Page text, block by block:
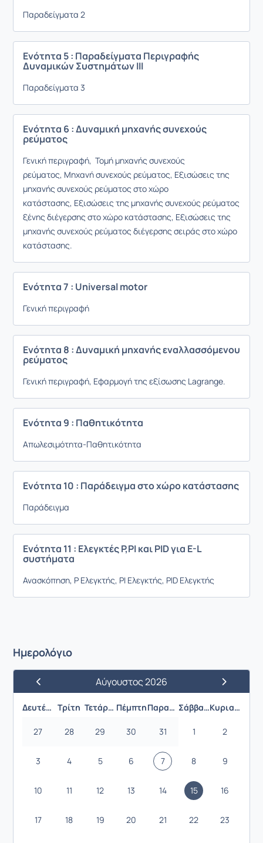
Παραδείγματα 2
Ενότητα 5 : Παραδείγματα Περιγραφής
Δυναμικών Συστημάτων ΙIΙ
Παραδείγματα 3
Ενότητα 6 : Δυναμική μηχανής συνεχούς
ρεύματος
Γενική περιγραφή, Τομή μηχανής συνεχούς
ρεύματος, Μηχανή συνεχούς ρεύματος, Εξισώσεις της
μηχανής συνεχούς ρεύματος στο χώρο
κατάστασης, Εξισώσεις της μηχανής συνεχούς ρεύματος
ξένης διέγερσης στο χώρο κατάστασης, Εξισώσεις της
μηχανής συνεχούς ρεύματος διέγερσης σειράς στο χώρο
κατάστασης.
Ενότητα 7 : Universal motor
Γενική περιγραφή
Ενότητα 8 : Δυναμική μηχανής εναλλασσόμενου
ρεύματος
Γενική περιγραφή, Εφαρμογή της εξίσωσης Lagrange.
Ενότητα 9 : Παθητικότητα
Απωλεσιμότητα-Παθητικότητα
Ενότητα 10 : Παράδειγμα στο χώρο κατάστασης
Παράδειγμα
Ενότητα 11 : Ελεγκτές P,PI και PID για E-L
συστήματα
Ανασκόπηση, P Ελεγκτής, PI Ελεγκτής, PID Ελεγκτής
Ημερολόγιο
Προηγούμενος ΜήναςΑύγουστος 2026
Επόμενος
Δευτέρα Τρίτη Τετάρτη Πέμπτη Παρασκευή Σάββατο Κυριακή
27 28 29 30 31 1 2
3 4 5 6 7 8 9
10 11 12 13 14 15 16
17 18 19 20 21 22 23